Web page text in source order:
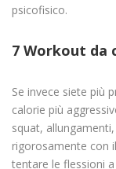
psicofisico.
7 Workout da
Se invece siete più
calorie più
squat,
rigorosamente con
tentare le flessioni